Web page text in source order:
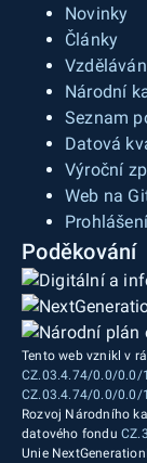
Novinky
Články
Národní
Seznam
Datová
Výroční
Web na
Poděkování
Tento web vznikl v
CZ.03.4.74/0.0/0.0/
CZ.03.4.74/0.0/0.0/
Rozvoj Národního
datového fondu
Unie